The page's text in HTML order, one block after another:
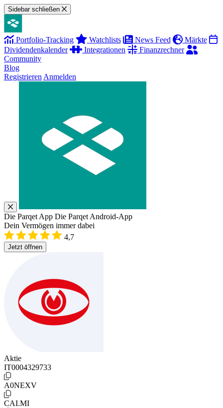
Sidebar schließen
Portfolio-Tracking Watchlists News Feed
Märkte
Dividendenkalender
Integrationen
Finanzrechner
Community
Blog
Registrieren Anmelden
Die Parqet App Die Parqet Android-App
Dein Vermögen immer dabei
4,7
Jetzt öffnen
Aktie
IT0004329733
A0NEXV
CAI.MI